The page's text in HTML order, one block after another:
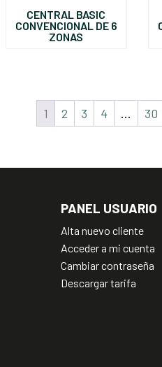
CENTRAL BASIC
CONVENCIONAL DE 6
ZONAS
1 2 3 4 … 30
PANEL USUARIO
Alta nuevo cliente
Acceder a mi cuenta
Cambiar contraseña
Descargar tarifa